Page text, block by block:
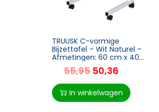
TRUUSK C-vormige
Bijzettafel – Wit Naturel –
Afmetingen: 60 cm x 40
cm x 78 cm – Stijlvol en
praktisch – Voor elk
interieur
55,95 50,36
In winkelwagen